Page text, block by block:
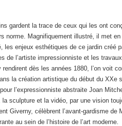
gardent la trace de ceux qui les ont
norme. Magnifiquement illustré, il met en
les enjeux esthétiques de ce jardin créé
de l’artiste impressionniste et les
rendirent dès les années 1880, l’on voit
la création artistique du début du XXe
l’expressionniste abstraite Joan
sculpture et la vidéo, par une vision
Giverny, célèbrent l’avant-gardisme de
au sein de l’histoire de l’art moderne.